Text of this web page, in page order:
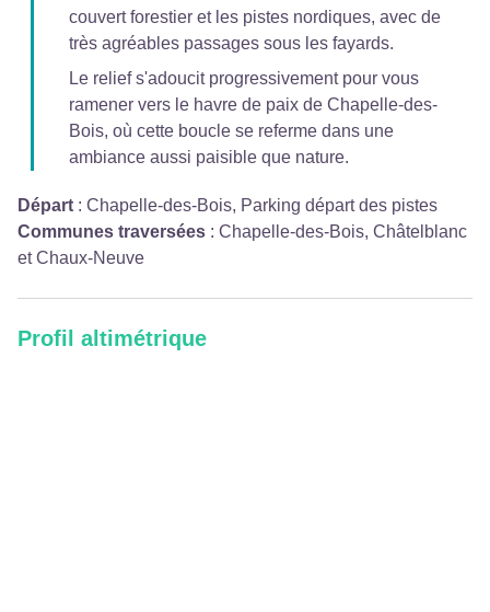
couvert forestier et les pistes nordiques, avec de
très agréables passages sous les fayards.
Le relief s'adoucit progressivement pour vous
ramener vers le havre de paix de Chapelle-des-
Bois, où cette boucle se referme dans une
ambiance aussi paisible que nature.
Départ : Chapelle-des-Bois, Parking départ des pistes
Communes traversées : Chapelle-des-Bois, Châtelblanc
et Chaux-Neuve
Profil altimétrique